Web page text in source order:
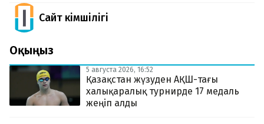
Сайт Әкімшілігі
Оқыңыз
5 августа 2026, 16:52
Қазақстан жүзуден АҚШ-тағы
халықаралық турнирде 17 медаль
жеңіп алды